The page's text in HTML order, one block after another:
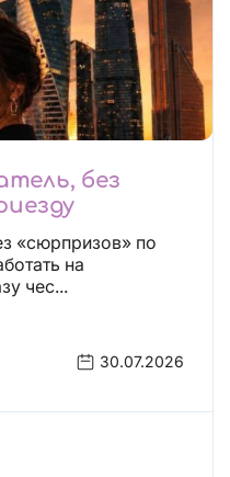
без
«сюрпризов» по
И сразу чес...
30.07.2026